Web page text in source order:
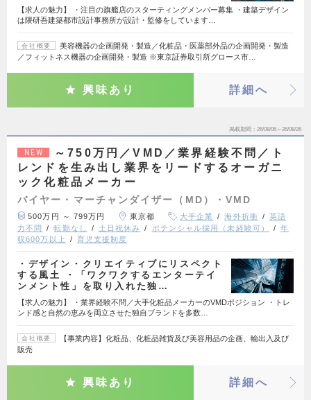
【求人の魅力】 ・注目の旗艦店のスターティングメンバー募集 ・建築デザイン
は隈研吾建築都市設計事務所が設計・監修をしています…
会社概要
美容機器の企画開発・製造／化粧品・医薬部外品の企画開発・製造
／フィットネス機器の企画開発・製造 ※東京証券取引所グロース市…
興味あり 詳細へ
掲載期間 26/08/06～26/08/26
NEW
～750万円／VMD／業界経験不問／ト
レンドを生み出し業界をリードするオーガニ
ック化粧品メーカー
バイヤー・マーチャンダイザー（MD）・VMD
500万円 ～ 799万円 東京都 大手企業 海外折衝
英語
力不問
転勤なし 土日祝休み ポテンシャル採用（未経験可）
年
収600万以上
育児支援制度
・デザイン・クリエイティブにリスペクト
する風土 ・「ワクワクするエンターテイ
ンメント性」を取り入れた独…
【求人の魅力】 ・業界経験不問／大手化粧品メーカーのVMDポジション ・トレ
ンド感と自然の恵みを両立させた独自ブランドを多数…
会社概要
【事業内容】化粧品、化粧品雑貨及び美容用品の企画、輸出入及び
販売
興味あり 詳細へ